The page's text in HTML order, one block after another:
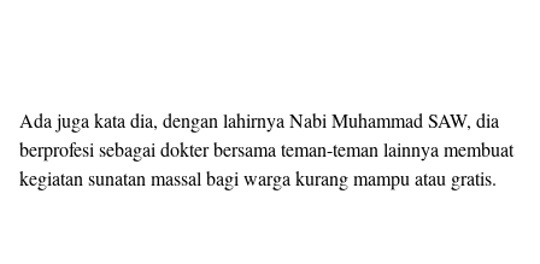
Ada juga kata dia, dengan lahirnya Nabi Muhammad SAW, dia
berprofesi sebagai dokter bersama teman-teman lainnya membuat
kegiatan sunatan massal bagi warga kurang mampu atau gratis.